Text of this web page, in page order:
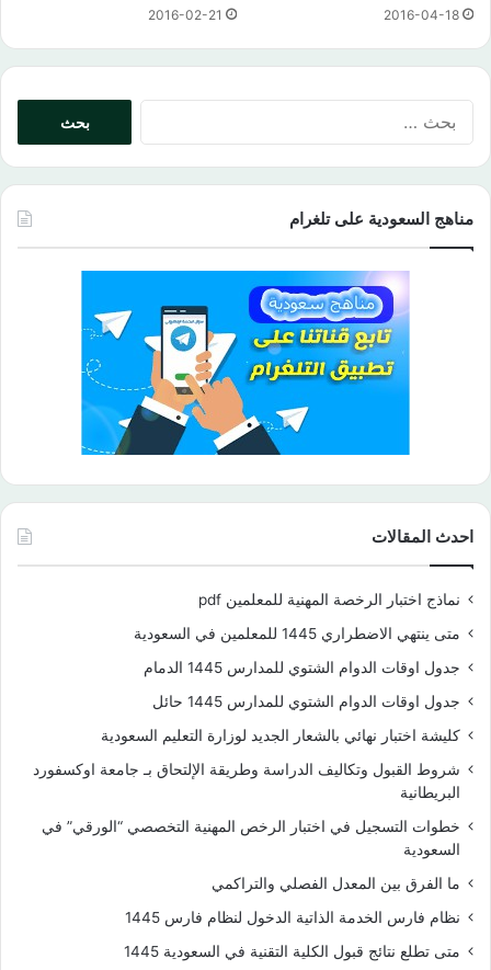
2016-04-18
2016-02-21
مناهج السعودية على تلغرام
احدث المقالات
نماذج اختبار الرخصة المهنية للمعلمين pdf
متى ينتهي الاضطراري 1445 للمعلمين في السعودية
جدول اوقات الدوام الشتوي للمدارس 1445 الدمام
جدول اوقات الدوام الشتوي للمدارس 1445 حائل
كليشة اختبار نهائي بالشعار الجديد لوزارة التعليم السعودية
شروط القبول وتكاليف الدراسة وطريقة الإلتحاق بـ جامعة اوكسفورد
البريطانية
خطوات التسجيل في اختبار الرخص المهنية التخصصي “الورقي” في
السعودية
ما الفرق بين المعدل الفصلي والتراكمي
نظام فارس الخدمة الذاتية الدخول لنظام فارس 1445
متى تطلع نتائج قبول الكلية التقنية في السعودية 1445